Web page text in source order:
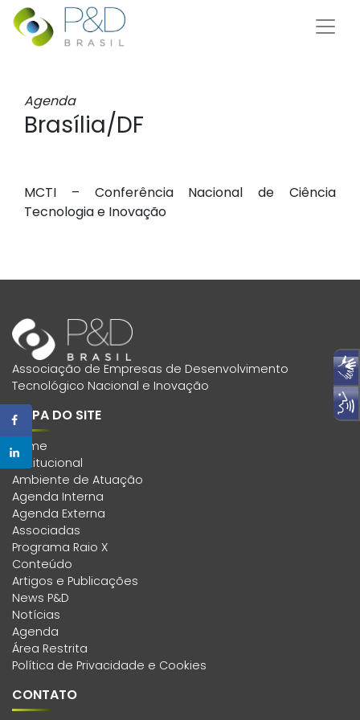
Agenda
Brasília/DF
MCTI – Conferência Nacional de Ciência
Tecnologia e Inovação
Associação de Empresas de Desenvolvimento
Tecnológico Nacional e Inovação
MAPA DO SITE
Home
Institucional
Ambiente de Atuação
Agenda Interna
Agenda Externa
Associadas
Programa Raio X
Conteúdo
Artigos e Publicações
News P&D
Notícias
Agenda
Área Restrita
Política de Privacidade e Cookies
CONTATO